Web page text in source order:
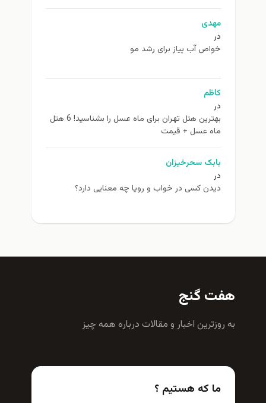
مهدی
در
خواص آب پیاز برای رشد مو
کاظم
در
بهترین هتل تهران برای ماه عسل را بشناسید! 6 هتل
ماه عسل + قیمت
بابک سحرخیزان
در
دیدن کسی در خواب و رویا چه معنایی دارد؟
هفت گنج
به روزترين اخبار و مقالات درباره همه چيز
ما که هستیم ؟